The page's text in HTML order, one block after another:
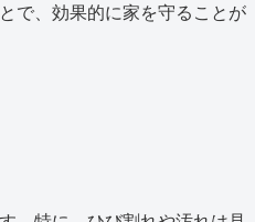
で、効果的に家を守ることが